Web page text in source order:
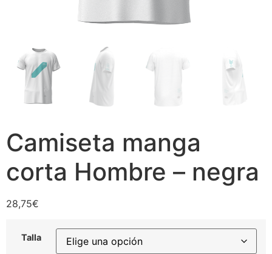
Camiseta manga
corta Hombre – negra
28,75€
Talla